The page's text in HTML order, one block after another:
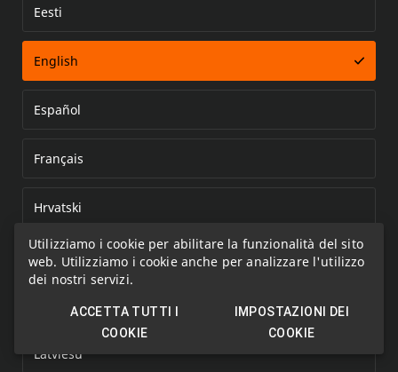
Utilizziamo i cookie per abilitare la funzionalità del sito
web. Utilizziamo i cookie anche per analizzare l'utilizzo
dei nostri servizi.
ACCETTA TUTTI I
COOKIE
IMPOSTAZIONI DEI
COOKIE
Error loading document
Eesti
English
Español
Français
Hrvatski
Italiano
Kazakh
Latviešu